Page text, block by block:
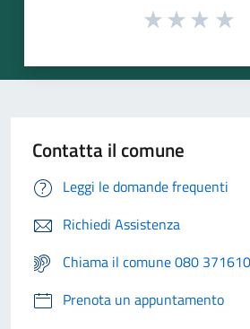
Contatta il comune
Leggi le domande frequenti
Richiedi Assistenza
Chiama il comune 080
Prenota un appuntamento